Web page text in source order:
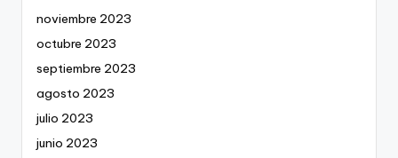
noviembre 2023
octubre 2023
septiembre 2023
agosto 2023
julio 2023
junio 2023